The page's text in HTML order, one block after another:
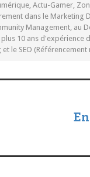
Actu-Gamer,
dans le Marketing
Management, au
10 ans d'expérience
le SEO (Référencement